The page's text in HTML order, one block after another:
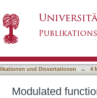
und Dissertationen → 4
Modulated